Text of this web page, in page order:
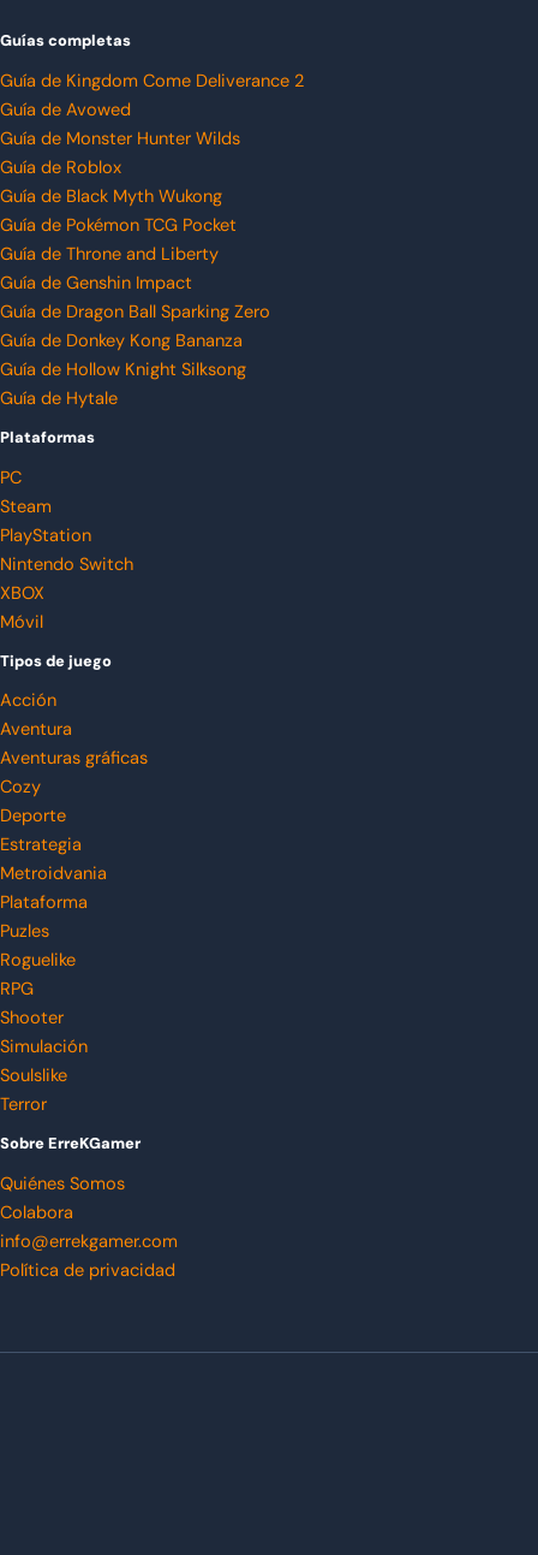
Guías completas
Guía de Kingdom Come Deliverance 2
Guía de Avowed
Guía de Monster Hunter Wilds
Guía de Roblox
Guía de Black Myth Wukong
Guía de Pokémon TCG Pocket
Guía de Throne and Liberty
Guía de Genshin Impact
Guía de Dragon Ball Sparking Zero
Guía de Donkey Kong Bananza
Guía de Hollow Knight Silksong
Guía de Hytale
Plataformas
PC
Steam
PlayStation
Nintendo Switch
XBOX
Móvil
Tipos de juego
Acción
Aventura
Aventuras gráficas
Cozy
Deporte
Estrategia
Metroidvania
Plataforma
Puzles
Roguelike
RPG
Shooter
Simulación
Soulslike
Terror
Sobre ErreKGamer
Quiénes Somos
Colabora
info@errekgamer.com
Política de privacidad